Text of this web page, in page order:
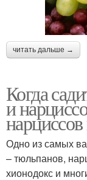
читать дальше →
Когда
и
Одно из самых
– тюльпанов,
хионодокс и